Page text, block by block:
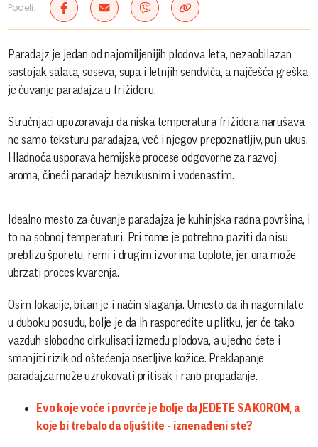
Podeli:
Paradajz je jedan od najomiljenijih plodova leta, nezaobilazan
sastojak salata, soseva, supa i letnjih sendviča, a najčešća greška
je čuvanje paradajza u frižideru.
Stručnjaci upozoravaju da niska temperatura frižidera narušava
ne samo teksturu paradajza, već i njegov prepoznatljiv, pun ukus.
Hladnoća usporava hemijske procese odgovorne za razvoj
aroma, čineći paradajz bezukusnim i vodenastim.
Idealno mesto za čuvanje paradajza je kuhinjska radna površina, i
to na sobnoj temperaturi. Pri tome je potrebno paziti da nisu
preblizu šporetu, rerni i drugim izvorima toplote, jer ona može
ubrzati proces kvarenja.
Osim lokacije, bitan je i način slaganja. Umesto da ih nagomilate
u duboku posudu, bolje je da ih rasporedite u plitku, jer će tako
vazduh slobodno cirkulisati između plodova, a ujedno ćete i
smanjiti rizik od oštećenja osetljive kožice. Preklapanje
paradajza može uzrokovati pritisak i rano propadanje.
Evo koje voće i povrće je bolje da JEDETE SA KOROM, a
koje bi trebalo da oljuštite - iznenađeni ste?